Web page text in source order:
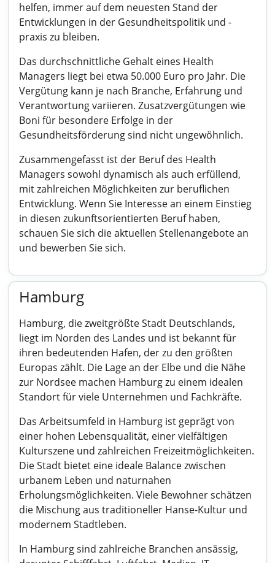
helfen, immer auf dem neuesten Stand der
Entwicklungen in der Gesundheitspolitik und -
praxis zu bleiben.
Das durchschnittliche Gehalt eines Health
Managers liegt bei etwa 50.000 Euro pro Jahr. Die
Vergütung kann je nach Branche, Erfahrung und
Verantwortung variieren. Zusatzvergütungen wie
Boni für besondere Erfolge in der
Gesundheitsförderung sind nicht ungewöhnlich.
Zusammengefasst ist der Beruf des Health
Managers sowohl dynamisch als auch erfüllend,
mit zahlreichen Möglichkeiten zur beruflichen
Entwicklung. Wenn Sie Interesse an einem Einstieg
in diesen zukunftsorientierten Beruf haben,
schauen Sie sich die aktuellen Stellenangebote an
und bewerben Sie sich.
Hamburg
Hamburg, die zweitgrößte Stadt Deutschlands,
liegt im Norden des Landes und ist bekannt für
ihren bedeutenden Hafen, der zu den größten
Europas zählt. Die Lage an der Elbe und die Nähe
zur Nordsee machen Hamburg zu einem idealen
Standort für viele Unternehmen und Fachkräfte.
Das Arbeitsumfeld in Hamburg ist geprägt von
einer hohen Lebensqualität, einer vielfältigen
Kulturszene und zahlreichen Freizeitmöglichkeiten.
Die Stadt bietet eine ideale Balance zwischen
urbanem Leben und naturnahen
Erholungsmöglichkeiten. Viele Bewohner schätzen
die Mischung aus traditioneller Hanse-Kultur und
modernem Stadtleben.
In Hamburg sind zahlreiche Branchen ansässig,